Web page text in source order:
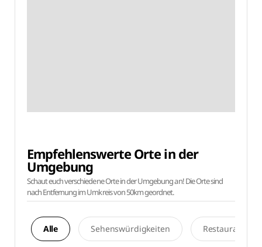
Empfehlenswerte Orte in der
Umgebung
Schaut euch verschiedene Orte in der Umgebung an! Die Orte sind
nach Entfernung im Umkreis von 50km geordnet.
Alle Sehenswürdigkeiten Restaurants